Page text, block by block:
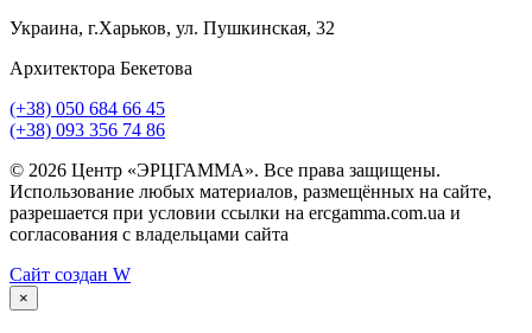
Украина, г.Харьков, ул. Пушкинская, 32
Архитектора Бекетова
(+38) 050 684 66 45
(+38) 093 356 74 86
© 2026 Центр «ЭРЦГАММА». Все права защищены.
Использование любых материалов, размещённых на сайте,
разрешается при условии ссылки на ercgamma.com.ua и
согласования с владельцами сайта
Сайт создан W
×